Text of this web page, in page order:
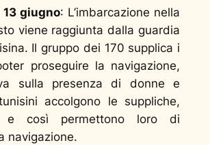
giugno: L’imbarcazione nella
viene raggiunta dalla guardia
Il gruppo dei 170 supplica i
proseguire la navigazione,
sulla presenza di donne e
accolgono le suppliche,
e così permettono loro di
navigazione.